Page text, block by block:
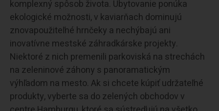
komplexný spôsob života. Ubytovanie ponúka
ekologické možnosti, v kaviarňach dominujú
znovapoužiteľné hrnčeky a nechýbajú ani
inovatívne mestské záhradkárske projekty.
Niektoré z nich premenili parkoviská na strechách
na zeleninové záhony s panoramatickým
výhľadom na mesto. Ak si chcete kúpiť udržateľné
produkty, vyberte sa do zelených obchodov v